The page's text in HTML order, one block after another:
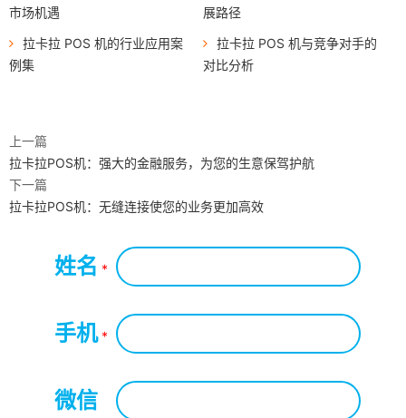
市场机遇
展路径
拉卡拉 POS 机的行业应用案
例集
拉卡拉 POS 机与竞争对手的
对比分析
上一篇
拉卡拉POS机：强大的金融服务，为您的生意保驾护航
下一篇
拉卡拉POS机：无缝连接使您的业务更加高效
姓名 *
手机*
微信